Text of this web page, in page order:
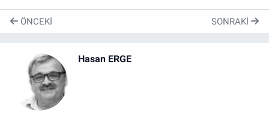
ÖNCEKI SONRAKI
Hasan ERGE